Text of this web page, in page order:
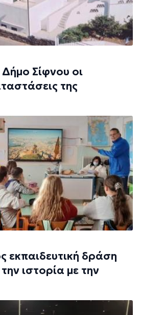
Σίφνου οι
της
εκπαιδευτική δράση
ιστορία με την